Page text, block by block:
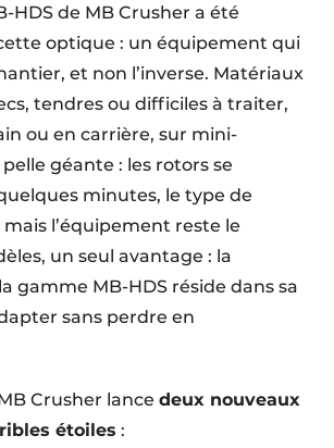
HDS de MB Crusher a été
optique : un équipement qui
et non l’inverse. Matériaux
tendres ou difficiles à traiter,
ou en carrière, sur mini-
géante : les rotors se
minutes, le type de
l’équipement reste le
un seul avantage : la
gamme MB-HDS réside dans sa
sans perdre en
Crusher lance deux nouveaux
étoiles :